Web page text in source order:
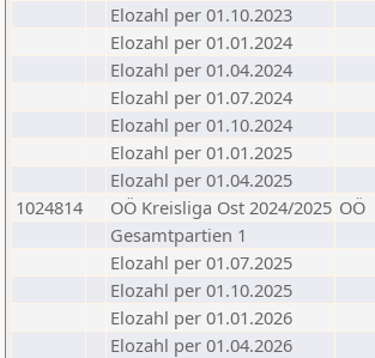
Elozahl per 01.10.2023
Elozahl per 01.01.2024
Elozahl per 01.04.2024
Elozahl per 01.07.2024
Elozahl per 01.10.2024
Elozahl per 01.01.2025
Elozahl per 01.04.2025
1024814
OÖ Kreisliga Ost 2024/2025 OÖ
Gesamtpartien 1
Elozahl per 01.07.2025
Elozahl per 01.10.2025
Elozahl per 01.01.2026
Elozahl per 01.04.2026